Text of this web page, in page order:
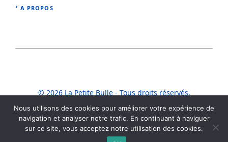
A PROPOS
© 2026 La Petite Bulle - Tous droits réservés.
Nous utilisons des cookies pour améliorer votre expérience de
navigation et analyser notre trafic. En continuant à naviguer
sur ce site, vous acceptez notre utilisation des cookies.